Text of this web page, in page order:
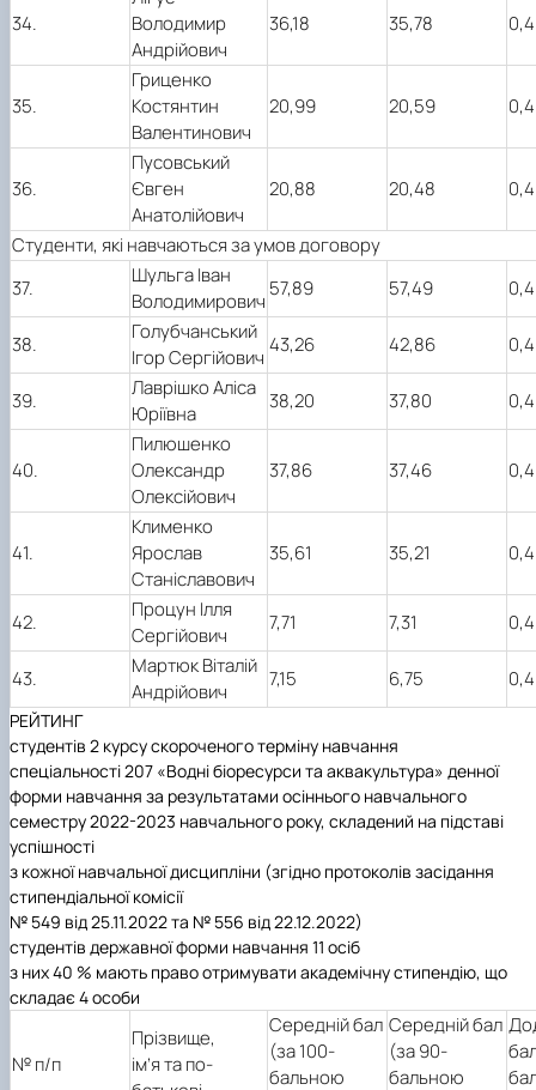
34.
Володимир
Андрійович
36,18 35,78 0,4
35.
Гриценко
Костянтин
Валентинович
20,99 20,59 0,4
36.
Пусовський
Євген
Анатолійович
20,88 20,48 0,4
Студенти, які навчаються за умов договору
37.
Шульга Іван
Володимирович
57,89 57,49 0,4
38.
Голубчанський
Ігор Сергійович
43,26 42,86 0,4
39.
Лаврішко Аліса
Юріївна
38,20 37,80 0,4
40.
Пилюшенко
Олександр
Олексійович
37,86 37,46 0,4
41.
Клименко
Ярослав
Станіславович
35,61 35,21 0,4
42.
Процун Ілля
Сергійович
7,71 7,31 0,4
43.
Мартюк Віталій
Андрійович
7,15 6,75 0,4
РЕЙТИНГ
студентів 2 курсу скороченого терміну навчання
спеціальності 207 «Водні біоресурси та аквакультура» денної
форми навчання за результатами осіннього навчального
семестру 2022-2023 навчального року, складений на підставі
успішності
з кожної навчальної дисципліни (згідно протоколів засідання
стипендіальної комісії
№ 549 від 25.11.2022 та № 556 від 22.12.2022)
студентів державної форми навчання 11 осіб
з них 40 % мають право отримувати академічну стипендію, що
складає 4 особи
№ п/п
Прізвище,
ім’я та по-
Середній бал
(за 100-
бальною
Середній бал
(за 90-
бальною